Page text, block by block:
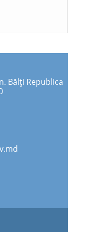
Bălți Republica